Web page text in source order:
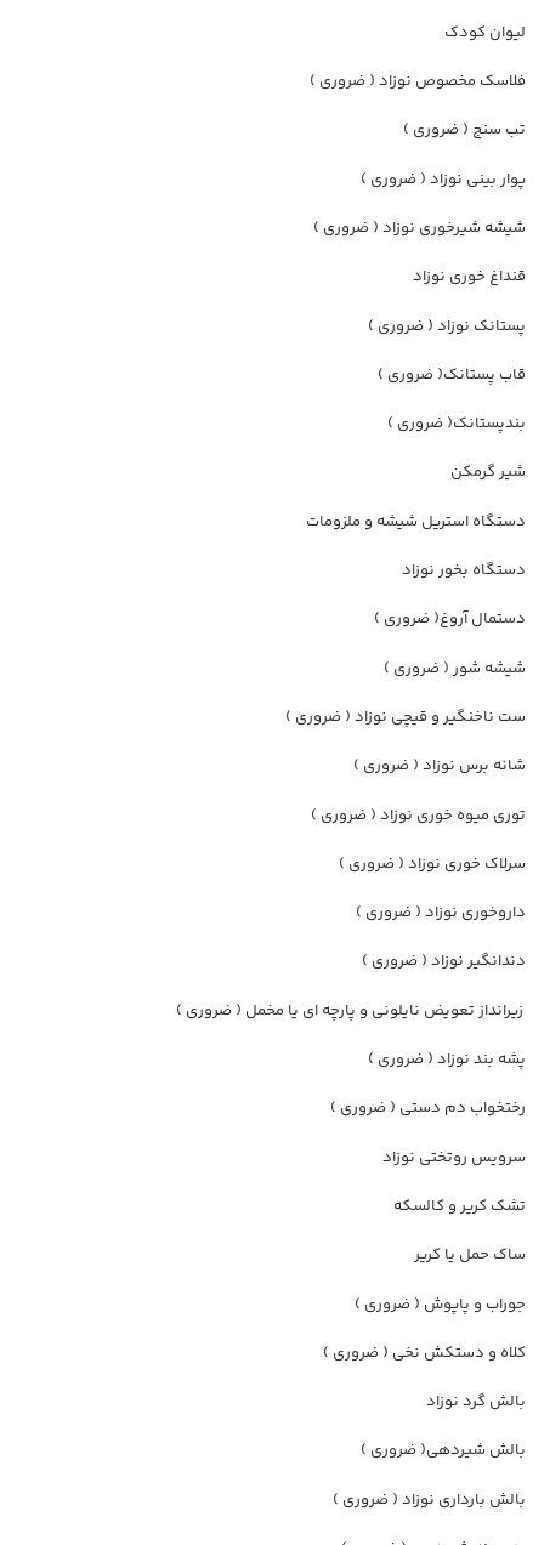
لیوان کودک
فلاسک مخصوص نوزاد ( ضروری )
تب سنج ( ضروری )
پوار بینی نوزاد ( ضروری )
شیشه شیرخوری نوزاد ( ضروری )
قنداغ خوری نوزاد
پستانک نوزاد ( ضروری )
قاب پستانک( ضروری )
بندپستانک( ضروری )
شیر گرمکن
دستگاه استریل شیشه و ملزومات
دستگاه بخور نوزاد
دستمال آروغ( ضروری )
شیشه شور ( ضروری )
ست ناخنگیر و قیچی نوزاد ( ضروری )
شانه برس نوزاد ( ضروری )
توری میوه خوری نوزاد ( ضروری )
سرلاک خوری نوزاد ( ضروری )
داروخوری نوزاد ( ضروری )
دندانگیر نوزاد ( ضروری )
زیرانداز تعویض نایلونی و پارچه ای یا مخمل ( ضروری )
پشه بند نوزاد ( ضروری )
رختخواب دم دستی ( ضروری )
سرویس روتختی نوزاد
تشک کریر و کالسکه
ساک حمل یا کریر
جوراب و پاپوش ( ضروری )
کلاه و دستکش نخی ( ضروری )
بالش گرد نوزاد
بالش شیردهی( ضروری )
بالش بارداری نوزاد ( ضروری )